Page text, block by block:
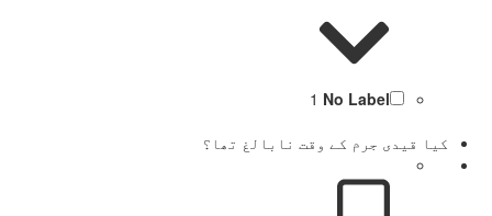
No Label
1
کیا قیدی جرم کے وقت نابالغ تھا؟